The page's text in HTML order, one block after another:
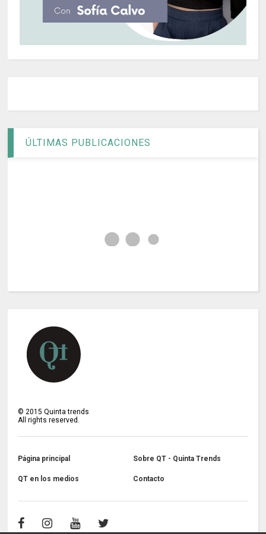
ÚLTIMAS PUBLICACIONES
©2015 Quinta trends
All rights reserved.
Página principal Sobre QT - Quinta Trends
QT en los medios Contacto